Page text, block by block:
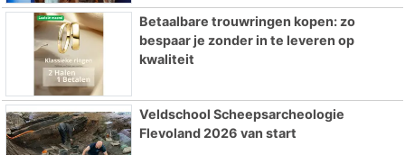
Betaalbare trouwringen kopen: zo
bespaar je zonder in te leveren op
kwaliteit
Veldschool Scheepsarcheologie
Flevoland 2026 van start